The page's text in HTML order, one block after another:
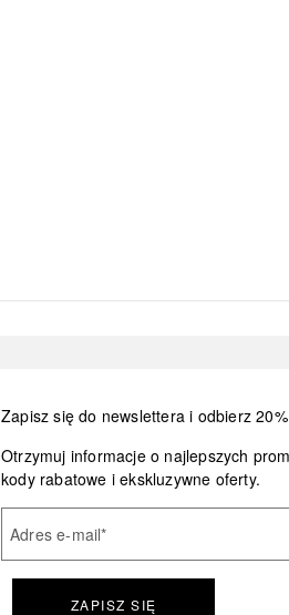
Zapisz się do newslettera i odbierz
Otrzymuj informacje o najlepszych
kody rabatowe i ekskluzywne oferty.
Adres e-mail*
ZAPISZ SIĘ